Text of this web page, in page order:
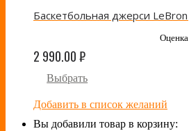
Оценка
2 990.00₽
Выбрать
Добавить в список желаний
Вы добавили товар в корзину: